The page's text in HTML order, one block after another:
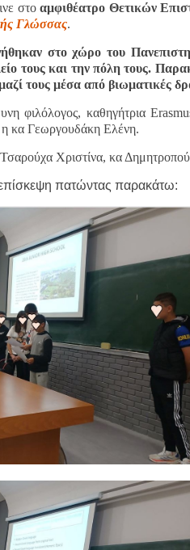
στοαμφιθέατρο Θετικών
Γλώσσας.
στο χώρο του
τους και την πόλη τους.
τους μέσα από βιωματικές
φιλόλογος, καθηγήτρια
κα Γεωργουδάκη Ελένη.
Χριστίνα, κα
πατώντας παρακάτω: